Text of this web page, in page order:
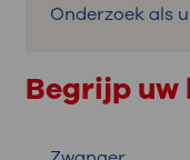
Onderzoek als
Begrijp uw